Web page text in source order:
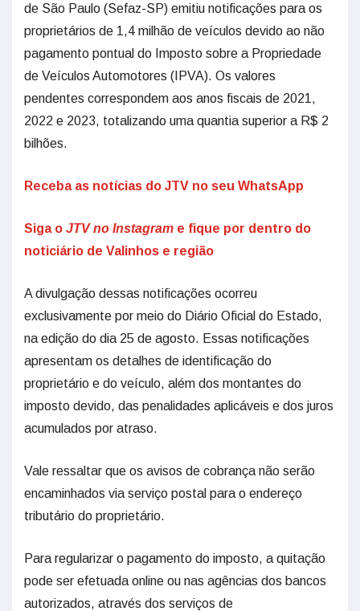
de São Paulo (Sefaz-SP) emitiu notificações para os
proprietários de 1,4 milhão de veículos devido ao não
pagamento pontual do Imposto sobre a Propriedade
de Veículos Automotores (IPVA). Os valores
pendentes correspondem aos anos fiscais de 2021,
2022 e 2023, totalizando uma quantia superior a R$ 2
bilhões.
Receba as notícias do JTV no seu WhatsApp
Siga o JTV no Instagram e fique por dentro do
noticiário de Valinhos e região
A divulgação dessas notificações ocorreu
exclusivamente por meio do Diário Oficial do Estado,
na edição do dia 25 de agosto. Essas notificações
apresentam os detalhes de identificação do
proprietário e do veículo, além dos montantes do
imposto devido, das penalidades aplicáveis e dos juros
acumulados por atraso.
Vale ressaltar que os avisos de cobrança não serão
encaminhados via serviço postal para o endereço
tributário do proprietário.
Para regularizar o pagamento do imposto, a quitação
pode ser efetuada online ou nas agências dos bancos
autorizados, através dos serviços de